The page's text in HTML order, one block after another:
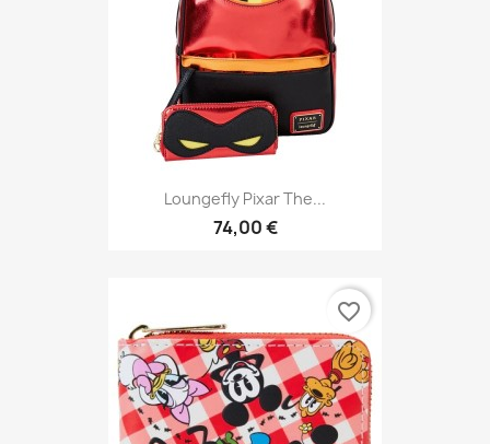
Loungefly Pixar The...
74,00 €
favorite_border